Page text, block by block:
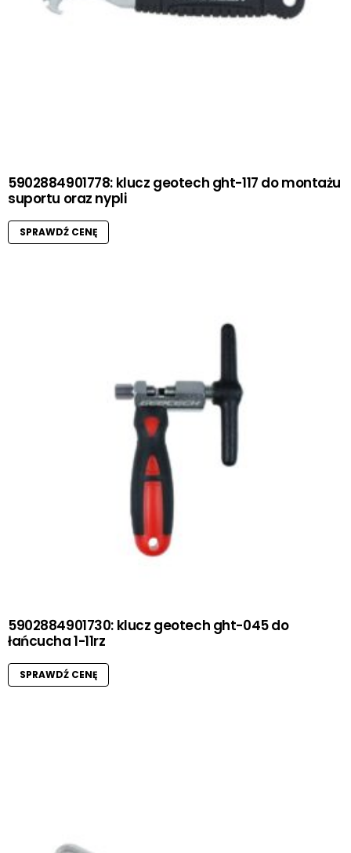
5902884901778: klucz geotech ght-117 do montażu
suportu oraz nypli
SPRAWDŹ CENĘ
5902884901730: klucz geotech ght-045 do
łańcucha 1-11rz
SPRAWDŹ CENĘ